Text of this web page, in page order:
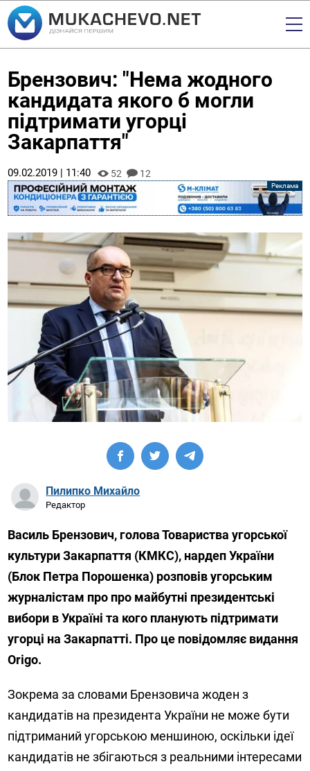
Брензович: "Нема жодного
кандидата якого б могли
підтримати угорці
Закарпаття"
09.02.2019 | 11:40 52 12
Пилипко Михайло
Редактор
Василь Брензович, голова Товариства угорської
культури Закарпаття (КМКС), нардеп України
(Блок Петра Порошенка) розповів угорським
журналістам про про майбутні президентські
вибори в Україні та кого планують підтримати
угорці на Закарпатті. Про це повідомляє видання
Origo.
Зокрема за словами Брензовича жоден з
кандидатів на президента України не може бути
підтриманий угорською меншиною, оскільки ідеї
кандидатів не збігаються з реальними інтересами